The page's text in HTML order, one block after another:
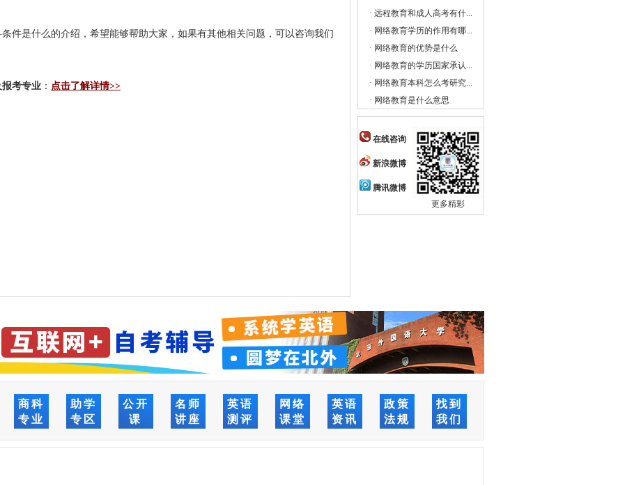
件是什么的介绍，希望能够帮助大家，如果有其他相关问题，可以咨询我们
报考专业 ： 点击了解详情>>
· 远程教育和成人高考有什...
· 网络教育学历的作用有哪...
· 网络教育的优势是什么
· 网络教育的学历国家承认...
· 网络教育本科怎么考研究...
· 网络教育是什么意思
在线咨询
新浪微博
腾讯微博
更多精彩
商科
专业
助学
专区
公开
课
名师
讲座
英语
测评
网络
课堂
英语
资讯
政策
法规
找到
我们